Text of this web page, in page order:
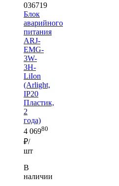
036719
Блок
аварийного
питания
ARJ-
EMG-
3W-
3H-
LiIon
(Arlight,
IP20
Пластик,
2
года)
4 06980
₽/
шт
В
наличии